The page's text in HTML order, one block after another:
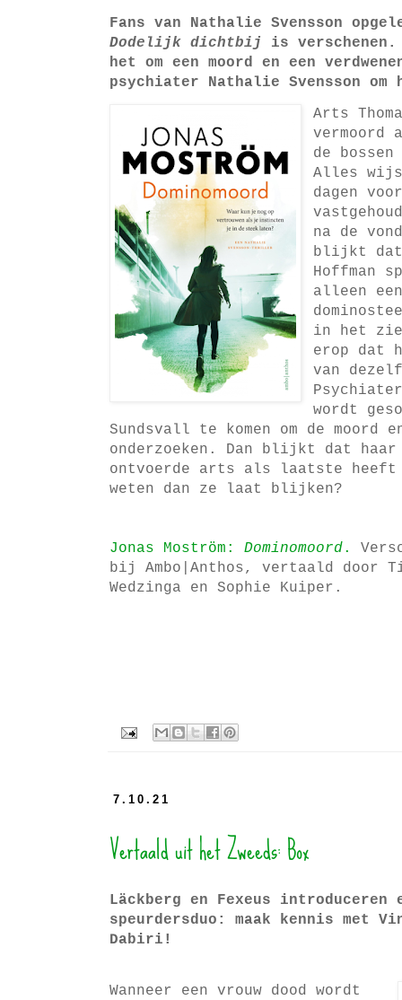
Fans van Nathalie Svensson
Dodelijk dichtbij
is
het om een moord en een
psychiater Nathalie Svensson om
Arts
vermoord
de bossen
Alles
dagen
na de
blijkt dat
Hoffman
alleen
in het
erop dat
van
wordt
Sundsvall te komen om de moord
onderzoeken. Dan blijkt dat haar
ontvoerde arts als laatste heeft
weten dan ze laat blijken?
Jonas Moström: Dominomoord.
bij Ambo|Anthos, vertaald door
Wedzinga en Sophie Kuiper.
7.10.21
Vertaald uit het Zweeds: Box
Läckberg en Fexeus introduceren
speurdersduo: maak kennis met
Dabiri!
Wanneer een vrouw dood wordt